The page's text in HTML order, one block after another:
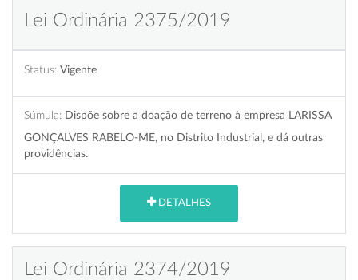
Lei Ordinária 2375/2019
Status: Vigente
Súmula: Dispõe sobre a doação de terreno à empresa LARISSA
GONÇALVES RABELO-ME, no Distrito Industrial, e dá outras
providências.
DETALHES
Lei Ordinária 2374/2019